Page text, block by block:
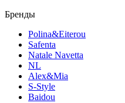
Бренды
Polina&Eiterou
Safenta
Natale Navetta
NL
Alex&Mia
S-Style
Baidou